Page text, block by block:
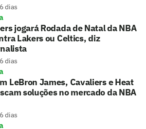
dias
jogará Rodada de Natal da NBA
Lakers ou Celtics, diz
dias
LeBron James, Cavaliers e Heat
soluções no mercado da NBA
dias